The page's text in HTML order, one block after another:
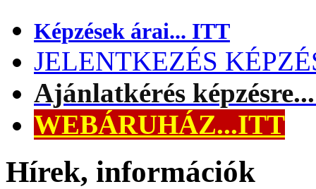
Képzések árai... ITT
JELENTKEZÉS
Ajánlatkérés
WEBÁRUHÁZ...ITT
Hírek, információk